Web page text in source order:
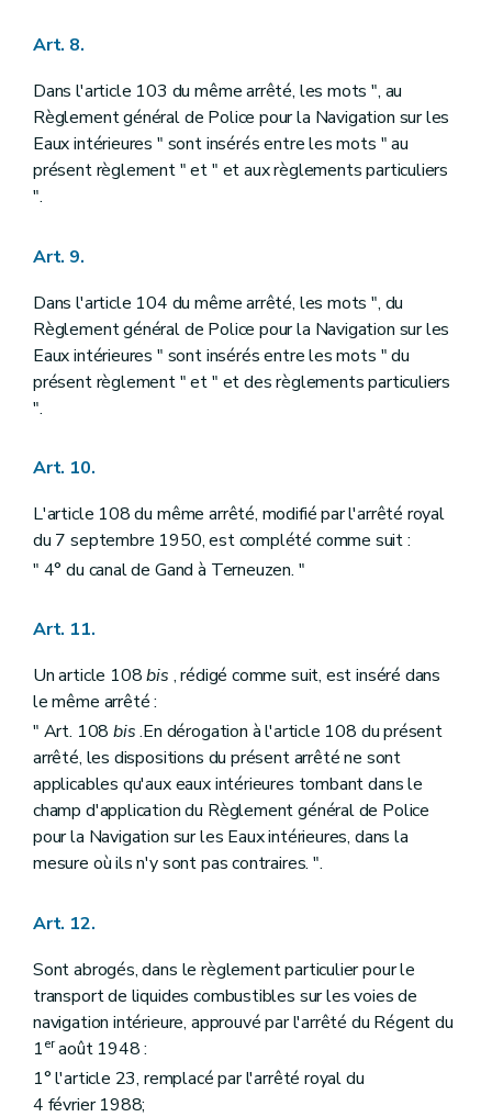
Art. 8.
Dans l'article 103 du même arrêté, les mots ", au
Règlement général de Police pour la Navigation sur les
Eaux intérieures " sont insérés entre les mots " au
présent règlement " et " et aux règlements particuliers
".
Art. 9.
Dans l'article 104 du même arrêté, les mots ", du
Règlement général de Police pour la Navigation sur les
Eaux intérieures " sont insérés entre les mots " du
présent règlement " et " et des règlements particuliers
".
Art. 10.
L'article 108 du même arrêté, modifié par l'arrêté royal
du 7 septembre 1950, est complété comme suit :
" 4° du canal de Gand à Terneuzen. "
Art. 11.
Un article 108bis , rédigé comme suit, est inséré dans
le même arrêté :
" Art. 108bis.En dérogation à l'article 108 du présent
arrêté, les dispositions du présent arrêté ne sont
applicables qu'aux eaux intérieures tombant dans le
champ d'application du Règlement général de Police
pour la Navigation sur les Eaux intérieures, dans la
mesure où ils n'y sont pas contraires. ".
Art. 12.
Sont abrogés, dans le règlement particulier pour le
transport de liquides combustibles sur les voies de
navigation intérieure, approuvé par l'arrêté du Régent du
1eraoût 1948 :
1° l'article 23, remplacé par l'arrêté royal du
4 février 1988;